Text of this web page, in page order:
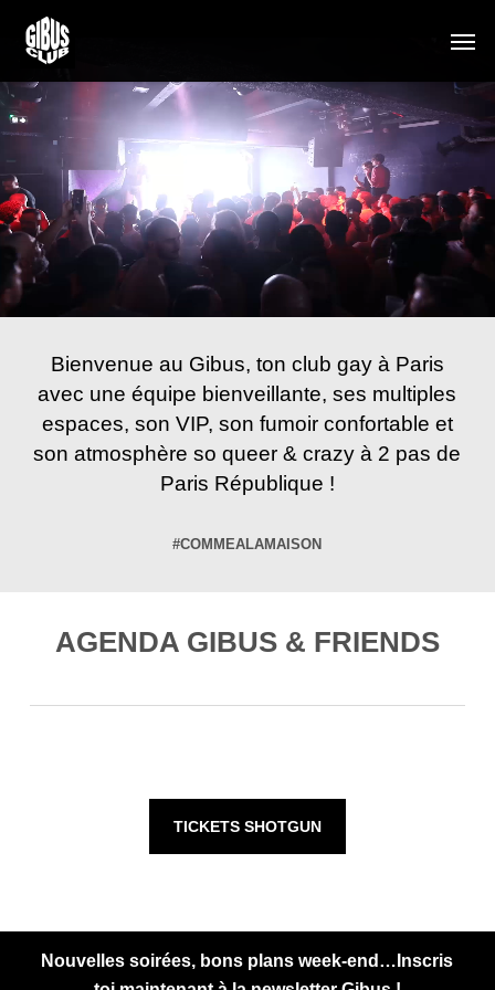
content
Bienvenue au Gibus, ton club gay à Paris
avec une équipe bienveillante, ses multiples
espaces, son VIP, son fumoir confortable et
son atmosphère so queer & crazy à 2 pas de
Paris République !
#COMMEALAMAISON
AGENDA GIBUS & FRIENDS
TICKETS SHOTGUN
Nouvelles soirées, bons plans week-end…Inscris